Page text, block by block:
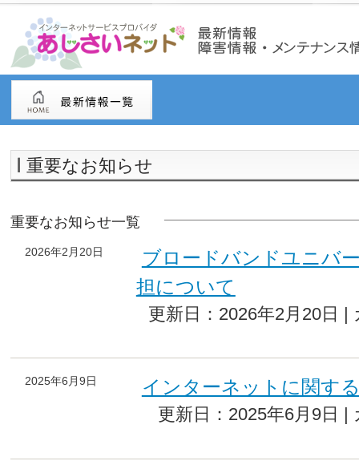
重要なお知らせ
重要なお知らせ一覧
2026年2月20日
ブロードバンドユニバ
担について
更新日：2026年2月20日 |
2025年6月9日 インターネットに関す
更新日：2025年6月9日 |